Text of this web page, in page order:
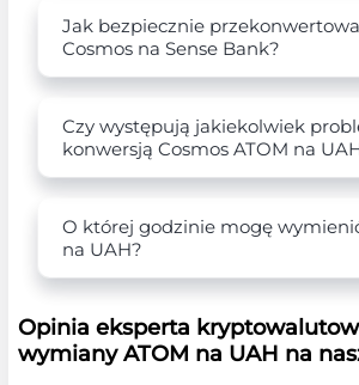
Jak bezpiecznie
Cosmos na Sense Bank?
Czy występują jakiekolwiek
konwersją Cosmos ATOM na
O której godzinie mogę
na UAH?
Opinia eksperta
wymiany ATOM na UAH na